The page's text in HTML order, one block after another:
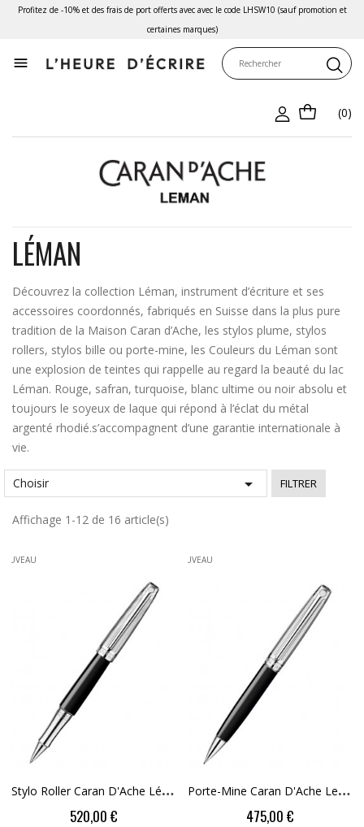
Profitez de -10% et des frais de port offerts avec avec le code LHSW10 (sauf promotion et
certaines marques)

(0)
LÉMAN
Découvrez la collection Léman, instrument d’écriture et ses
accessoires coordonnés, fabriqués en Suisse dans la plus pure
tradition de la Maison Caran d’Ache, les stylos plume, stylos
rollers, stylos bille ou porte-mine, les Couleurs du Léman sont
une explosion de teintes qui rappelle au regard la beauté du lac
Léman. Rouge, safran, turquoise, blanc ultime ou noir absolu et
toujours le soyeux de laque qui répond à l’éclat du métal
argenté rhodié.s’accompagnent d’une garantie internationale à
vie.
Choisir  FILTRER
Affichage 1-12 de 16 article(s)
S
Tylo Roller Caran D'Ache Léman Bicolore Noir...
520,00 €
NOUVEAU
P
Orte-Mine Caran D'Ache Leman Bicolore Noir...
475,00 €